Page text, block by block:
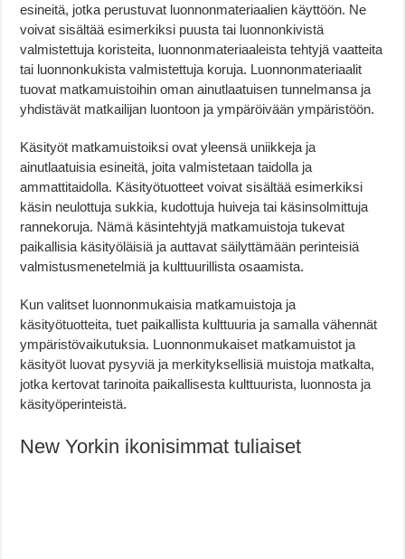
esineitä, jotka perustuvat luonnonmateriaalien käyttöön. Ne
voivat sisältää esimerkiksi puusta tai luonnonkivistä
valmistettuja koristeita, luonnonmateriaaleista tehtyjä vaatteita
tai luonnonkukista valmistettuja koruja. Luonnonmateriaalit
tuovat matkamuistoihin oman ainutlaatuisen tunnelmansa ja
yhdistävät matkailijan luontoon ja ympäröivään ympäristöön.
Käsityöt matkamuistoiksi ovat yleensä uniikkeja ja
ainutlaatuisia esineitä, joita valmistetaan taidolla ja
ammattitaidolla. Käsityötuotteet voivat sisältää esimerkiksi
käsin neulottuja sukkia, kudottuja huiveja tai käsinsolmittuja
rannekoruja. Nämä käsintehtyjä matkamuistoja tukevat
paikallisia käsityöläisiä ja auttavat säilyttämään perinteisiä
valmistusmenetelmiä ja kulttuurillista osaamista.
Kun valitset luonnonmukaisia matkamuistoja ja
käsityötuotteita, tuet paikallista kulttuuria ja samalla vähennät
ympäristövaikutuksia. Luonnonmukaiset matkamuistot ja
käsityöt luovat pysyviä ja merkityksellisiä muistoja matkalta,
jotka kertovat tarinoita paikallisesta kulttuurista, luonnosta ja
käsityöperinteistä.
New Yorkin ikonisimmat tuliaiset